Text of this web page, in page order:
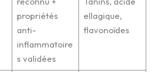
propriétés
anti-
inflammatoire
s validées
ellagique,
flavonoïdes